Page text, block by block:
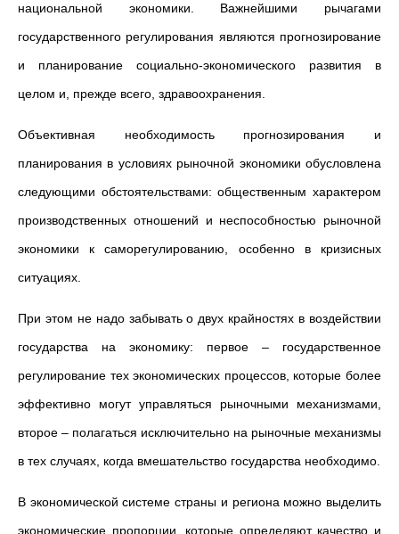
национальной экономики. Важнейшими рычагами
государственного регулирования являются прогнозирование
и планирование социально-экономического развития в
целом и, прежде всего, здравоохранения.
Объективная необходимость прогнозирования и
планирования в условиях рыночной экономики обусловлена
следующими обстоятельствами: общественным характером
производственных отношений и неспособностью рыночной
экономики к саморегулированию, особенно в кризисных
ситуациях.
При этом не надо забывать о двух крайностях в воздействии
государства на экономику: первое – государственное
регулирование тех экономических процессов, которые более
эффективно могут управляться рыночными механизмами,
второе – полагаться исключительно на рыночные механизмы
в тех случаях, когда вмешательство государства необходимо.
В экономической системе страны и региона можно выделить
экономические пропорции, которые определяют качество и